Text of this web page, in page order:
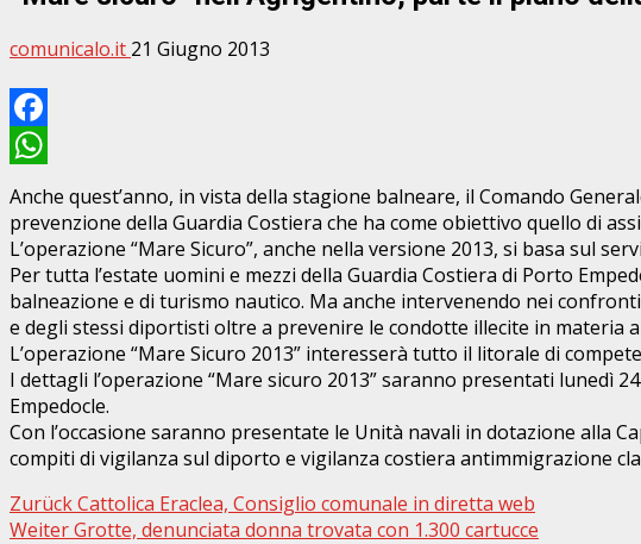
comunicalo.it 21 Giugno 2013
Facebook
WhatsApp
Anche quest’anno, in vista della stagione balneare, il Comando
prevenzione della Guardia Costiera che ha come obiettivo quello di
L’operazione “Mare Sicuro”, anche nella versione 2013, si basa sul
Per tutta l’estate uomini e mezzi della Guardia Costiera di Porto
balneazione e di turismo nautico. Ma anche intervenendo nei
e degli stessi diportisti oltre a prevenire le condotte illecite in materia
L’operazione “Mare Sicuro 2013” interesserà tutto il litorale di
I dettagli l’operazione “Mare sicuro 2013” saranno presentati lunedì
Empedocle.
Con l’occasione saranno presentate le Unità navali in dotazione alla
compiti di vigilanza sul diporto e vigilanza costiera antimmigrazione
Beitragsnavigation
ZurückCattolica Eraclea, Consiglio comunale in diretta web
WeiterGrotte, denunciata donna trovata con 1.300 cartucce